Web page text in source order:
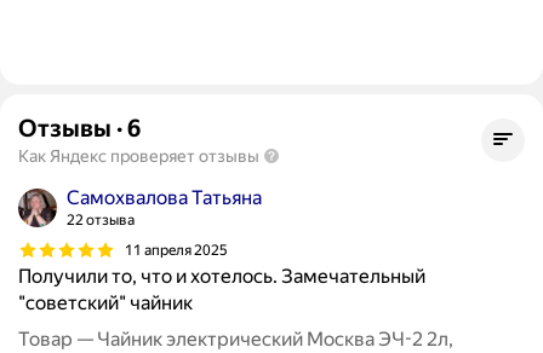
Отзывы ·6
Как Яндекс проверяет отзывы
Самохвалова Татьяна
22 отзыва
11 апреля 2025
Получили то, что и хотелось. Замечательный
"советский" чайник
Товар — Чайник электрический Москва ЭЧ-2 2л,